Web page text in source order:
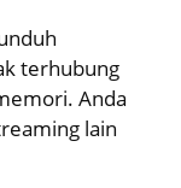
terhubung
Anda
lain